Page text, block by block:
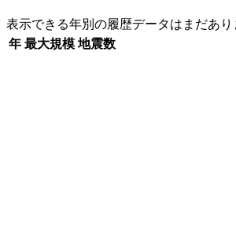
表示できる年別の履歴データはまだあり
年 最大規模 地震数